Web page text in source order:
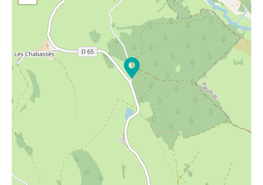
Billetterie en ligne
Tribus et groupes
PLEINE NATURE
VISITES ET SAVOIR-FAIRE
AGENDA